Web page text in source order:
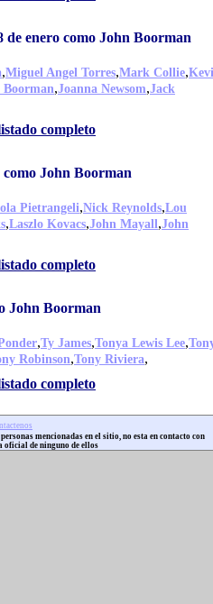
de enero como John Boorman
,Miguel Angel Torres,Mark Collie,
Boorman,Joanna Newsom,Jack
completo
como John Boorman
Pietrangeli,Nick Reynolds,Lou
,Laszlo Kovacs,John Mayall,John
completo
John Boorman
,Ty James,Tonya Lewis Lee,
Robinson,Tony Riviera,
completo
mencionadas en el sitio, no esta en contacto con
oficial de ninguno de ellos